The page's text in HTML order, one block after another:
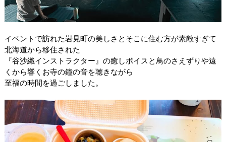
イベントで訪れた岩見町の美しさとそこに住む方が素敵すぎて
北海道から移住された
『谷沙織インストラクター』の癒しボイスと鳥のさえずりや遠
くから響くお寺の鐘の音を聴きながら
至福の時間を過ごしました。